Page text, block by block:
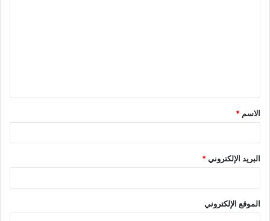
الاسم *
البريد الإلكتروني*
الموقع الإلكتروني